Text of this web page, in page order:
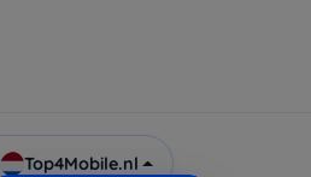
Top4Mobile.nl